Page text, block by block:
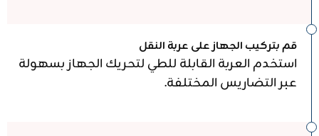
قم بتركيب الجهاز على عربة النقل
استخدم العربة القابلة للطي لتحريك الجهاز بسهولة
عبر التضاريس المختلفة.